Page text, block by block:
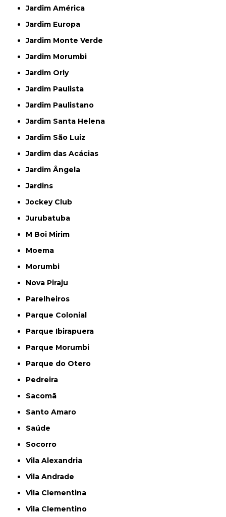
Jardim América
Jardim Europa
Jardim Monte Verde
Jardim Morumbi
Jardim Orly
Jardim Paulista
Jardim Paulistano
Jardim Santa Helena
Jardim São Luiz
Jardim das Acácias
Jardim Ângela
Jardins
Jockey Club
Jurubatuba
M Boi Mirim
Moema
Morumbi
Nova Piraju
Parelheiros
Parque Colonial
Parque Ibirapuera
Parque Morumbi
Parque do Otero
Pedreira
Sacomã
Santo Amaro
Saúde
Socorro
Vila Alexandria
Vila Andrade
Vila Clementina
Vila Clementino